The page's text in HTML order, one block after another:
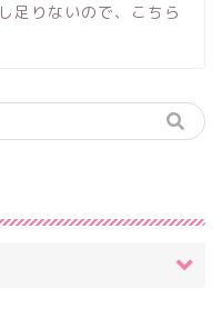
足りないので、こちら